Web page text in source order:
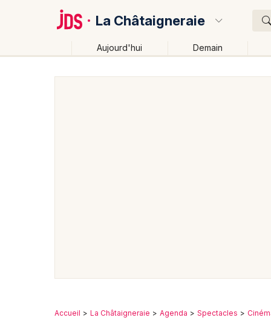
La Châtaigneraie
Aujourd'hui Demain
Accueil La Châtaigneraie Agenda Spectacles